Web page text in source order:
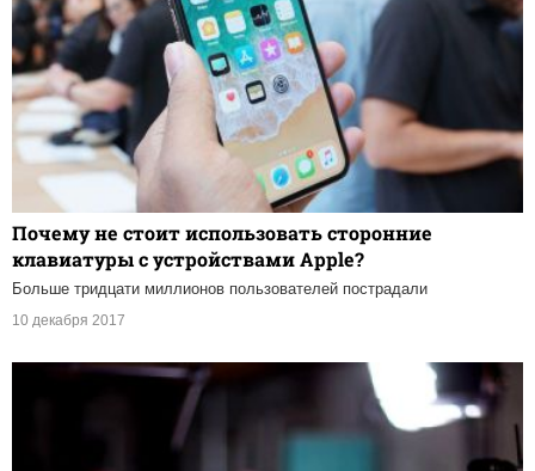
Почему не стоит использовать сторонние
клавиатуры с устройствами Apple?
Больше тридцати миллионов пользователей пострадали
10 декабря 2017